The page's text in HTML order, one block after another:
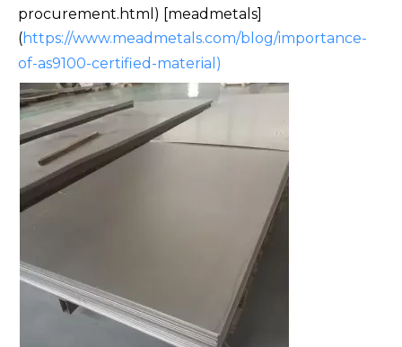
procurement.html) [meadmetals]
(https://www.meadmetals.com/blog/importance-
of-as9100-certified-material)